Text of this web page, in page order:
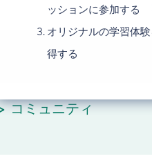
ッションに参加する
オリジナルの学習体
得する
コミュニティ